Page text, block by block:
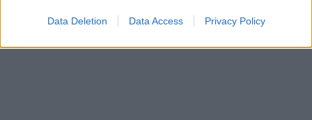
Data Deletion Data Access Privacy Policy